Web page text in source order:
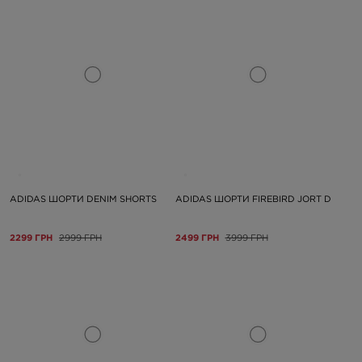
ADIDAS ШОРТИ DENIM SHORTS
2299 ГРН 2999 ГРН
ADIDAS ШОРТИ FIREBIRD JORT D
2499 ГРН 3999 ГРН